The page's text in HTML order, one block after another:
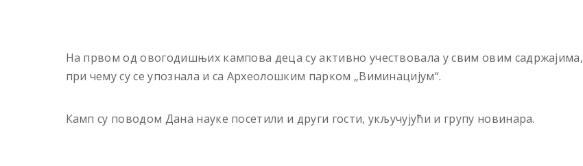
На првом од овогодишњих кампова деца су активно учествовала у свим овим садржајима,
при чему су се упознала и са Aрхеолошким парком „Виминацијум“.
Камп су поводом Дана науке посетили и други гости, укључујући и групу новинара.